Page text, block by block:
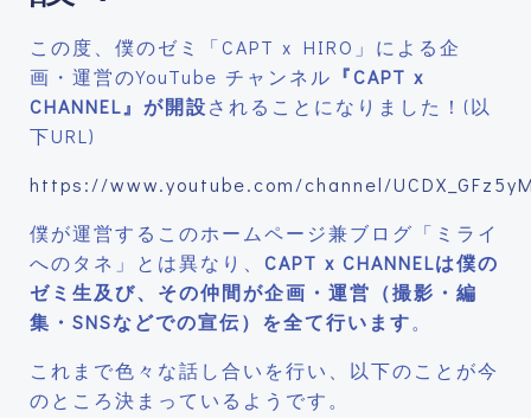
この度、僕のゼミ「CAPT x HIRO」による企
画・運営のYouTube チャンネル 『CAPT x
CHANNEL』が開設されることになりました！(以
下URL)
https://www.youtube.com/channel/
僕が運営するこのホームページ兼ブログ「ミライ
へのタネ」とは異なり、 CAPT x CHANNELは僕の
ゼミ生及び、その仲間が企画・運営（撮影・編
集・ SNSなどでの宣伝）を全て行います。
これまで色々な話し合いを行い、以下のことが今
のところ決まっているようです。